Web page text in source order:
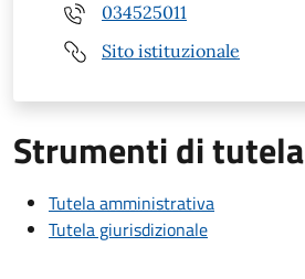
034525011
Sito istituzionale
Strumenti di tutela
Tutela amministrativa
Tutela giurisdizionale